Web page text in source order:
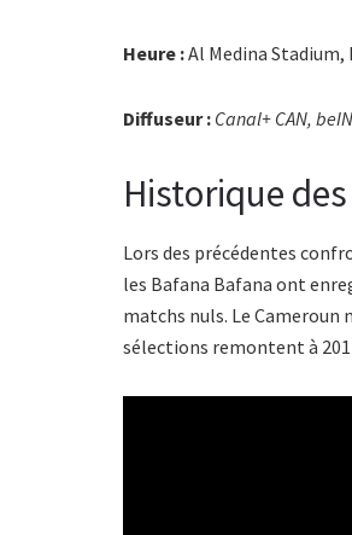
Heure :Al Medina Stadium,
Diffuseur : Canal+ CAN,
Historique
Lors des précédentes
les Bafana Bafana ont
matchs nuls. Le Cameroun
sélections remontent à